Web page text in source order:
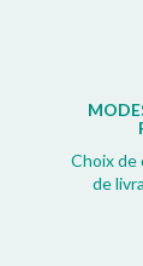
Choix
de